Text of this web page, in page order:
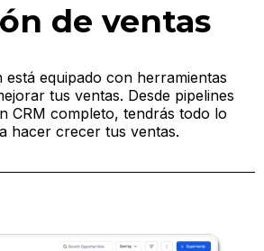
de ventas
equipado con herramientas
tus ventas. Desde pipelines
CRM completo, tendrás todo lo
hacer crecer tus ventas.